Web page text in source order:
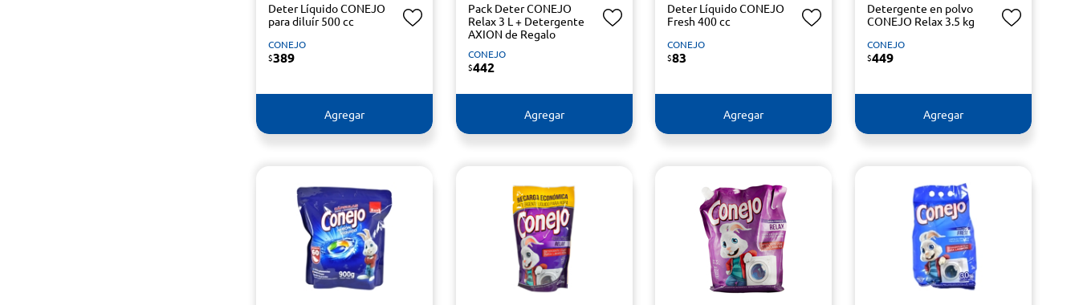
Deter Líquido CONEJO
para diluír 500 cc
CONEJO
$389
Agregar
Pack Deter CONEJO
Relax 3 L + Detergente
AXION de Regalo
CONEJO
$442
Agregar
Deter Líquido CONEJO
Fresh 400 cc
CONEJO
$83
Agregar
Detergente en polvo
CONEJO Relax 3.5 kg
CONEJO
$449
Agregar